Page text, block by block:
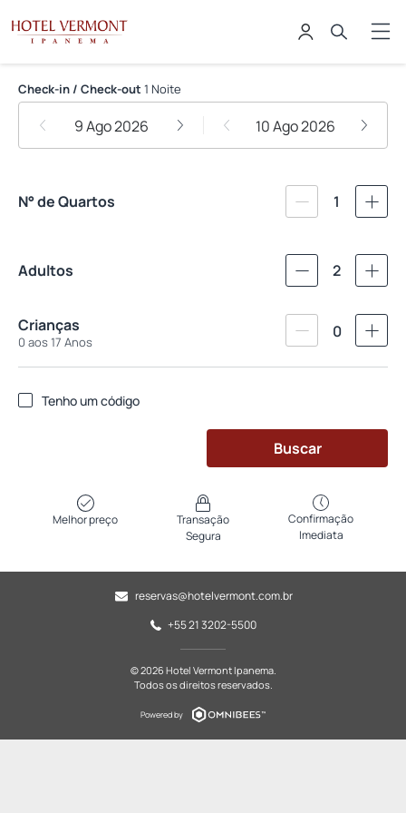
Hotel Vermont Ipanema
Check-in / Check-out 1 Noite
9 Ago 2026 10 Ago 2026
N° de Quartos 1
Adultos 2
Crianças
0 aos 17 Anos
0
Tenho um código
Buscar
Melhor preço
Transação
Segura
Confirmação
Imediata
reservas@hotelvermont.com.br
+55 21 3202-5500
© 2026 Hotel Vermont Ipanema.
Todos os direitos reservados.
Powered by